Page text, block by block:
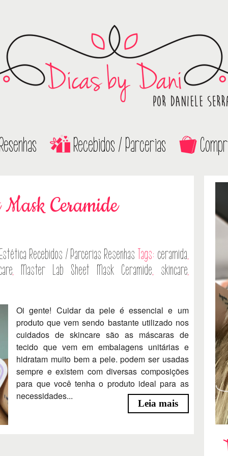
Recebidos / Parcerias
Ceramide
Recebidos / Parcerias Resenhas Tags: ceramida,
, Master Lab Sheet Mask Ceramide, skincare,
Oi gente! Cuidar da pele é essencial e um
produto que vem sendo bastante utilizado nos
cuidados de skincare são as máscaras de
tecido que vem em embalagens unitárias e
hidratam muito bem a pele. podem ser usadas
sempre e existem com diversas composições
para que você tenha o produto ideal para as
necessidades...
Leia mais